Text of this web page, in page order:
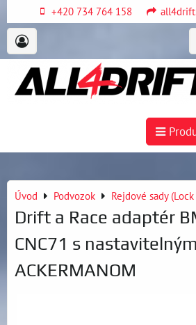
+420 734 764 158
Úvod Podvozok Rejdové sady
Drift a Race adaptér
CNC71 s nastavitelným
ACKERMANOM